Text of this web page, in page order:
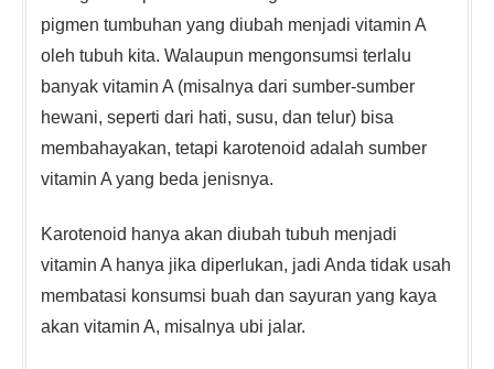
pigmen tumbuhan yang diubah menjadi vitamin A
oleh tubuh kita. Walaupun mengonsumsi terlalu
banyak vitamin A (misalnya dari sumber-sumber
hewani, seperti dari hati, susu, dan telur) bisa
membahayakan, tetapi karotenoid adalah sumber
vitamin A yang beda jenisnya.
Karotenoid hanya akan diubah tubuh menjadi
vitamin A hanya jika diperlukan, jadi Anda tidak usah
membatasi konsumsi buah dan sayuran yang kaya
akan vitamin A, misalnya ubi jalar.